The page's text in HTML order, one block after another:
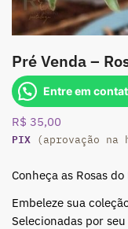
Pré Venda –
Entre em
R$ 35,00
PIX (aprovação na
Conheça as Rosas
Embeleze sua
Selecionadas por